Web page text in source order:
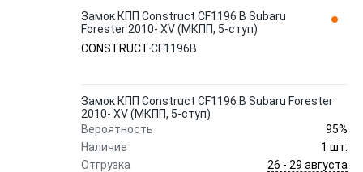
Замок КПП Construct CF1196 В Subaru
Forester 2010- XV (МКПП, 5-ступ)
CONSTRUCTCF1196В
Замок КПП Construct CF1196 В Subaru Forester
2010- XV (МКПП, 5-ступ)
Вероятность
95%
Наличие
1 шт.
Отгрузка
26 - 29 августа